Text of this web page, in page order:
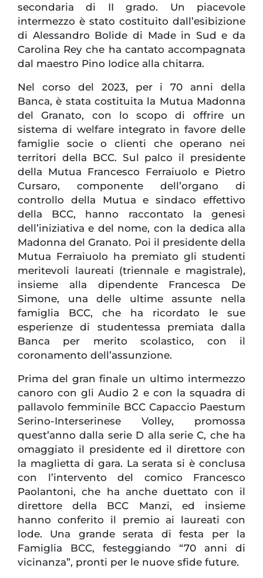
secondaria di II grado. Un piacevole
intermezzo è stato costituito dall’esibizione
di Alessandro Bolide di Made in Sud e da
Carolina Rey che ha cantato accompagnata
dal maestro Pino Iodice alla chitarra.
Nel corso del 2023, per i 70 anni della
Banca, è stata costituita la Mutua Madonna
del Granato, con lo scopo di offrire un
sistema di welfare integrato in favore delle
famiglie socie o clienti che operano nei
territori della BCC. Sul palco il presidente
della Mutua Francesco Ferraiuolo e Pietro
Cursaro, componente dell’organo di
controllo della Mutua e sindaco effettivo
della BCC, hanno raccontato la genesi
dell’iniziativa e del nome, con la dedica alla
Madonna del Granato. Poi il presidente della
Mutua Ferraiuolo ha premiato gli studenti
meritevoli laureati (triennale e magistrale),
insieme alla dipendente Francesca De
Simone, una delle ultime assunte nella
famiglia BCC, che ha ricordato le sue
esperienze di studentessa premiata dalla
Banca per merito scolastico, con il
coronamento dell’assunzione.
Prima del gran finale un ultimo intermezzo
canoro con gli Audio 2 e con la squadra di
pallavolo femminile BCC Capaccio Paestum
Serino-Interserinese Volley, promossa
quest’anno dalla serie D alla serie C, che ha
omaggiato il presidente ed il direttore con
la maglietta di gara. La serata si è conclusa
con l’intervento del comico Francesco
Paolantoni, che ha anche duettato con il
direttore della BCC Manzi, ed insieme
hanno conferito il premio ai laureati con
lode. Una grande serata di festa per la
Famiglia BCC, festeggiando “70 anni di
vicinanza”, pronti per le nuove sfide future.